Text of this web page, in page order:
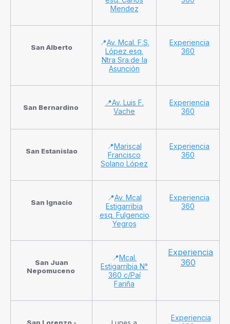
Mendez
San Alberto
📍Av. Mcal. F.S.
López esq.
Ntra Sra.de la
Asunción
Experiencia
360
San Bernardino
📍Av. Luis F.
Vache
Experiencia
360
San Estanislao
📍Mariscal
Francisco
Solano López
Experiencia
360
San Ignacio
📍Av. Mcal
Estigarribia
esq. Fulgencio
Yegros
Experiencia
360
San Juan
Nepomuceno
📍Mcal.
Estigarribia N°
360 c/Paí
Fariña
Experiencia
360
Experiencia